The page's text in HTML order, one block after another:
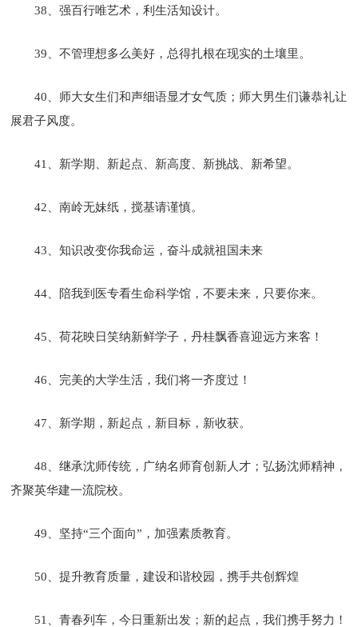
38、强百行唯艺术，利生活知设计。
39、不管理想多么美好，总得扎根在现实的土壤里。
40、师大女生们和声细语显才女气质；师大男生们谦恭礼让
展君子风度。
41、新学期、新起点、新高度、新挑战、新希望。
42、南岭无妹纸，搅基请谨慎。
43、知识改变你我命运，奋斗成就祖国未来
44、陪我到医专看生命科学馆，不要未来，只要你来。
45、荷花映日笑纳新鲜学子，丹桂飘香喜迎远方来客！
46、完美的大学生活，我们将一齐度过！
47、新学期，新起点，新目标，新收获。
48、继承沈师传统，广纳名师育创新人才；弘扬沈师精神，
齐聚英华建一流院校。
49、坚持“三个面向”，加强素质教育。
50、提升教育质量，建设和谐校园，携手共创辉煌
51、青春列车，今日重新出发；新的起点，我们携手努力！